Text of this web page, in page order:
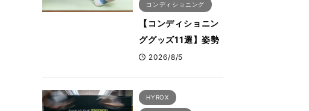
コンディショニング
【コンディショニン
ググッズ11選】姿勢
改善につながる“A-
ア）”など、ボディビ
ル元世界王者・鈴木
2026/8/5
HYROX